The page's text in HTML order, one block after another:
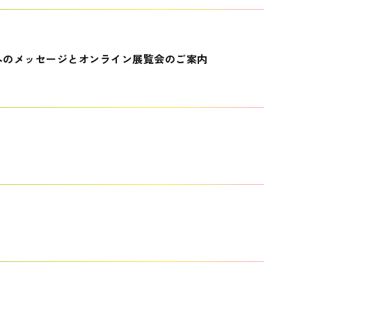
メッセージとオンライン展覧会のご案内